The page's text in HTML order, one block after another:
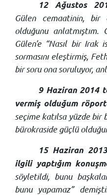
12 Ağustos
Gülen cemaatinin,
olduğunu
Gülen’e “Nasıl bir Irak
sormasını eleştirmiş,
bir soru ona soruluyor,
9 Haziran 2014
vermiş olduğum
seçime katılsa yüzde bir
bürokraside güçlü
15 Haziran
ilgili yaptığım
söyletildi, bunu
bunu yapamaz”